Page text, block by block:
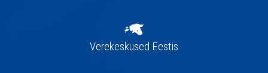
Verekeskused Eestis